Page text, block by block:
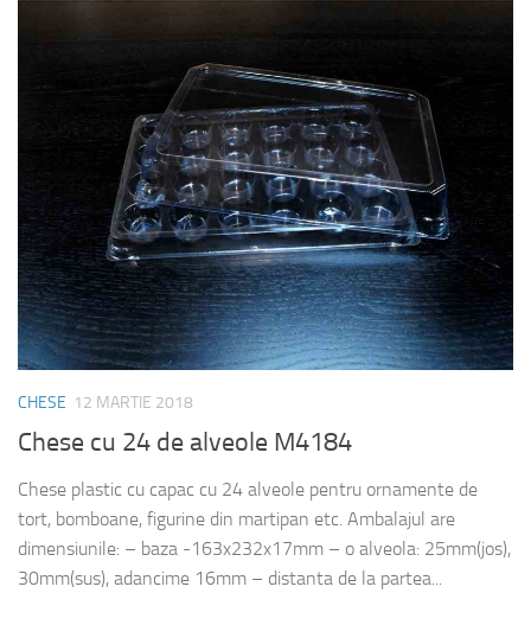
CHESE 12 MARTIE 2018
Chese cu 24 de alveole M4184
Chese plastic cu capac cu 24 alveole pentru ornamente de
tort, bomboane, figurine din martipan etc. Ambalajul are
dimensiunile: – baza -163x232x17mm – o alveola: 25mm(jos),
30mm(sus), adancime 16mm – distanta de la partea...